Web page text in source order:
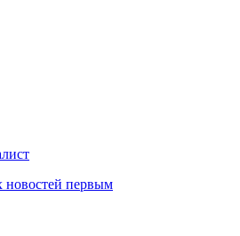
новостей первым